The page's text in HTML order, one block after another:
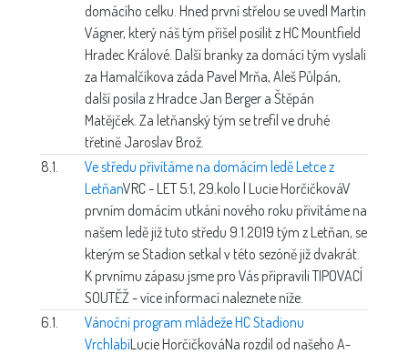
domácího celku. Hned první střelou se uvedl Martin
Vágner, který náš tým přišel posílit z HC Mountfield
Hradec Králové. Další branky za domácí tým vyslali
za Hamalčíkova záda Pavel Mrňa, Aleš Půlpán,
další posila z Hradce Jan Berger a Štěpán
Matějček. Za letňanský tým se trefil ve druhé
třetině Jaroslav Brož.
8.1.
Ve středu přivítáme na domácím ledě Letce z
LetňanVRC - LET 5:1, 29.kolo | Lucie HorčičkováV
prvním domácím utkání nového roku přivítáme na
našem ledě již tuto středu 9.1.2019 tým z Letňan, se
kterým se Stadion setkal v této sezóně již dvakrát.
K prvnímu zápasu jsme pro Vás připravili TIPOVACÍ
SOUTĚŽ - více informací naleznete níže.
6.1.
Vánoční program mládeže HC Stadionu
VrchlabíLucie HorčičkováNa rozdíl od našeho A-